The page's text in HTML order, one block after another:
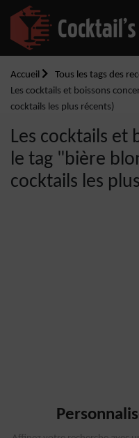
Accueil
Tous les tags des
Les cocktails et boissons
cocktails les plus récents)
Les cocktails et
le tag "bière
cocktails les